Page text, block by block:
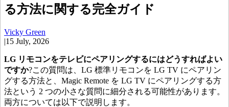
る方法に関する完全ガイド
Vicky Green
|15 July, 2026
LG リモコンをテレビにペアリングするにはどうすればよい
ですか?この質問は、LG 標準リモコンを LG TV にペアリン
グする方法と、Magic Remote を LG TV にペアリングする方
法という 2 つの小さな質問に細分される可能性があります。
両方については以下で説明します。